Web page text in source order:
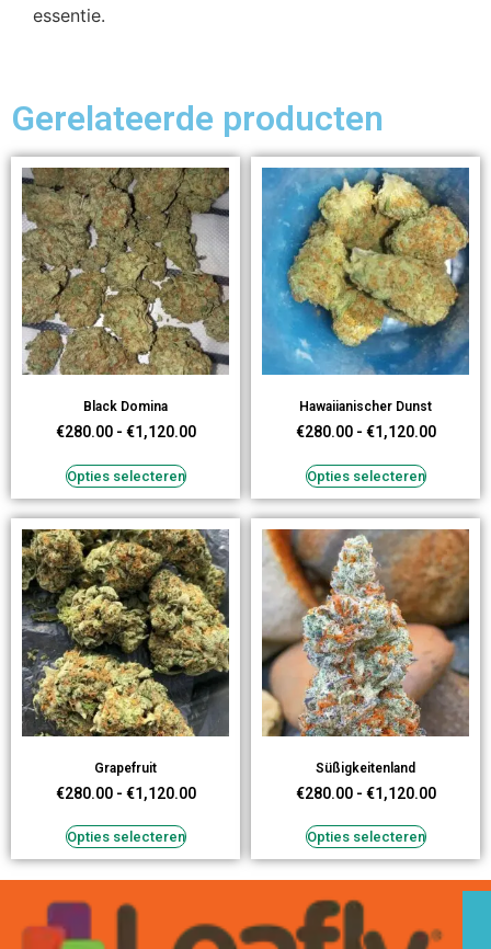
essentie.
Gerelateerde producten
Black Domina
€280.00 - €1,120.00
Opties selecteren
Hawaiianischer Dunst
€280.00 - €1,120.00
Opties selecteren
Grapefruit
€280.00 - €1,120.00
Opties selecteren
Süßigkeitenland
€280.00 - €1,120.00
Opties selecteren